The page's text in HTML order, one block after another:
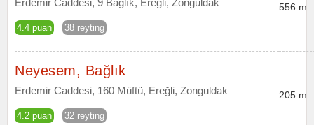
Erdemir Caddesi, 9 Bağlık, Ereğli, Zonguldak
4.4 puan 38 reyting
556 m.
Neyesem, Bağlık
Erdemir Caddesi, 160 Müftü, Ereğli, Zonguldak
4.2 puan 32 reyting
205 m.